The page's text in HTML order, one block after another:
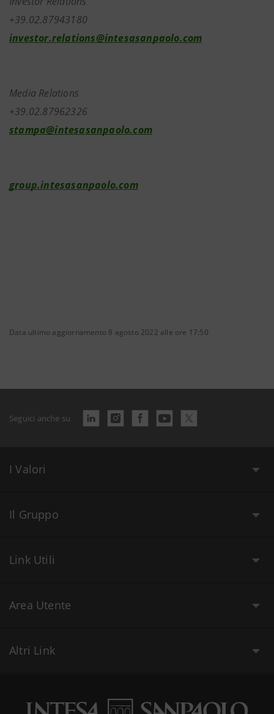
+39.02.87943180
investor.relations@intesasanpaolo.com
Media Relations
+39.02.87962326
stampa@intesasanpaolo.com
group.intesasanpaolo.com
Data ultimo aggiornamento 8 agosto 2022 alle ore 17:50
Seguici anche su
I Valori
Il Gruppo
Link Utili
Area Utente
Altri Link